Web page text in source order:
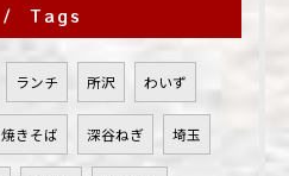
Tags
ランチ 所沢 わいず
焼きそば 深谷ねぎ 埼玉